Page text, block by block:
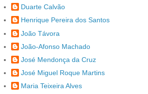
Duarte Calvão
Henrique Pereira dos Santos
João Távora
João-Afonso Machado
José Mendonça da Cruz
José Miguel Roque Martins
Maria Teixeira Alves